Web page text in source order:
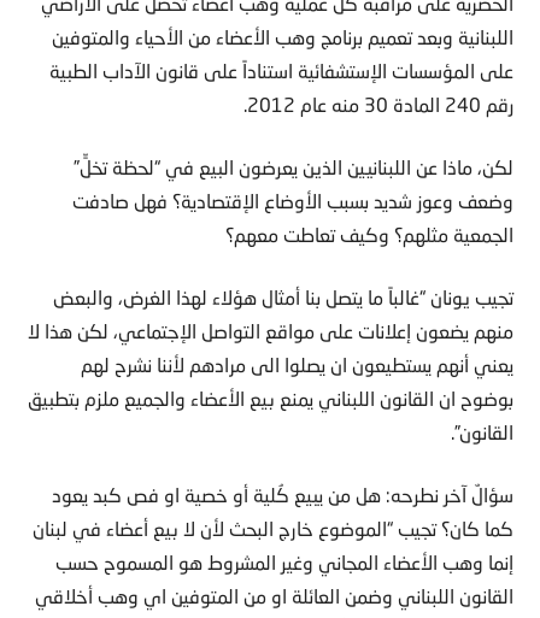
اللبنانية وبعد تعميم برنامج وهب الأعضاء من الأحياء والمتوفين
على المؤسسات الإستشفائية استناداً على قانون الآداب الطبية
رقم 240 المادة 30 منه عام 2012.
لكن، ماذا عن اللبنانيين الذين يعرضون البيع في “لحظة تخلٍّ”
وضعف وعوز شديد بسبب الأوضاع الإقتصادية؟ فهل صادفت
الجمعية مثلهم؟ وكيف تعاطت معهم؟
تجيب يونان “غالباً ما يتصل بنا أمثال هؤلاء لهذا الغرض، والبعض
منهم يضعون إعلانات على مواقع التواصل الإجتماعي، لكن هذا لا
يعني أنهم يستطيعون ان يصلوا الى مرادهم لأننا نشرح لهم
بوضوح ان القانون اللبناني يمنع بيع الأعضاء والجميع ملزم بتطبيق
القانون”.
سؤالٌ آخر نطرحه: هل من يبيع كُلية أو خصية او فص كبد يعود
كما كان؟ تجيب “الموضوع خارج البحث لأن لا بيع أعضاء في لبنان
إنما وهب الأعضاء المجاني وغير المشروط هو المسموح حسب
القانون اللبناني وضمن العائلة او من المتوفين اي وهب أخلاقي